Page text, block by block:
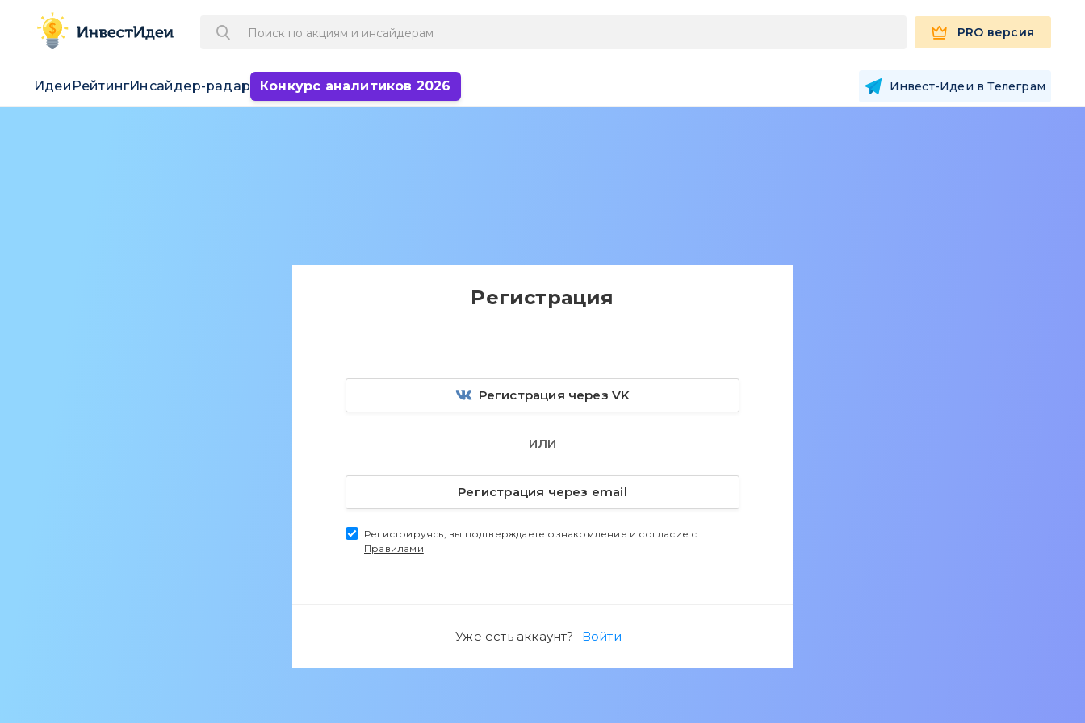
PRO версия
Идеи РейтингИнсайдер-радар Конкурс аналитиков 2026 Инвест-Идеи в Телеграм
Регистрация
Регистрация через VK
ИЛИ
Регистрация через email
Регистрируясь, вы подтверждаете ознакомление и согласие с
Правилами
Уже есть аккаунт? Войти